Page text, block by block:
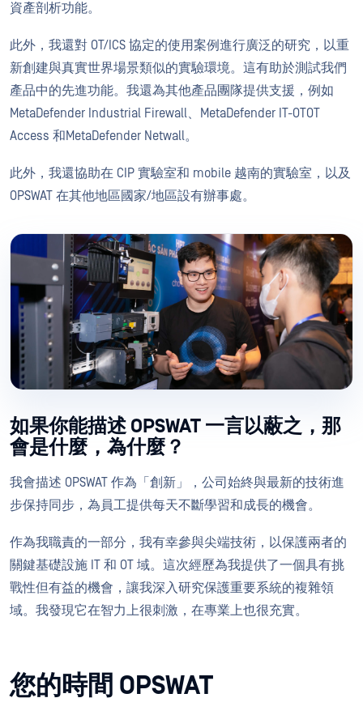
資產剖析功能。
此外，我還對 OT/ICS 協定的使用案例進行廣泛的研究，以重
新創建與真實世界場景類似的實驗環境。這有助於測試我們
產品中的先進功能。我還為其他產品團隊提供支援，例如
MetaDefender Industrial Firewall、MetaDefender IT-OTOT
Access 和MetaDefender Netwall。
此外，我還協助在 CIP 實驗室和 mobile 越南的實驗室，以及
OPSWAT 在其他地區國家/地區設有辦事處。
如果你能描述 OPSWAT 一言以蔽之，那
會是什麼，為什麼？
我會描述 OPSWAT 作為「創新」，公司始終與最新的技術進
步保持同步，為員工提供每天不斷學習和成長的機會。
作為我職責的一部分，我有幸參與尖端技術，以保護兩者的
關鍵基礎設施 IT 和 OT 域。這次經歷為我提供了一個具有挑
戰性但有益的機會，讓我深入研究保護重要系統的複雜領
域。我發現它在智力上很刺激，在專業上也很充實。
您的時間 OPSWAT